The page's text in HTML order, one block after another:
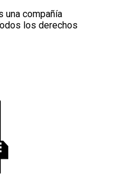
una compañía
los derechos